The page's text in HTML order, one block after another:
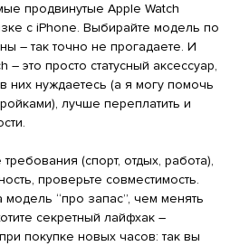
продвинутые Apple Watch
с iPhone. Выбирайте модель по
– так точно не прогадаете. И
– это просто статусный аксессуар,
них нуждаетесь (а я могу помочь
лучше переплатить и
(спорт, отдых, работа),
проверьте совместимость.
“про запас”, чем менять
секретный лайфхак –
покупке новых часов: так вы